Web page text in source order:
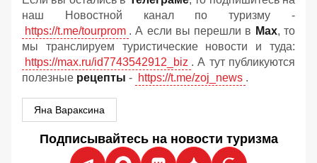
наш Новостной канал по туризму -
https://t.me/tourprom . А если вы перешли в Мах, то
мы транслируем туристические новости и туда:
https://max.ru/id7743542912_biz . А тут публикуются
полезные рецепты - https://t.me/zoj_news .
Яна Вараксина
Подписывайтесь на новости туризма